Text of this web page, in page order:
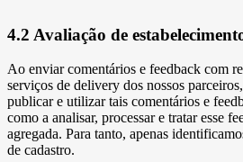
4.2 Avaliação de
Ao enviar comentários e feedback com
serviços de delivery dos nossos
publicar e utilizar tais comentários e
como a analisar, processar e tratar esse
agregada. Para tanto, apenas
de cadastro.